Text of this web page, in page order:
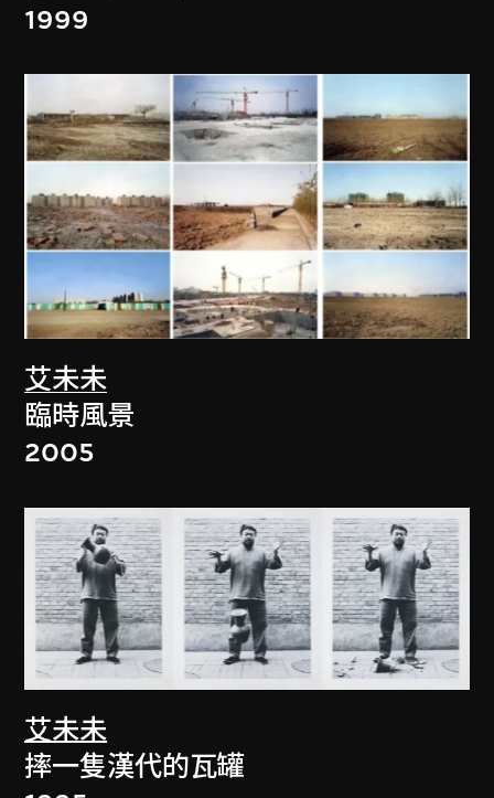
1999
艾未未
臨時風景
2005
艾未未
摔一隻漢代的瓦罐